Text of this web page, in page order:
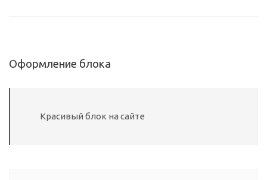
Оформление блока
Красивый блок на сайте